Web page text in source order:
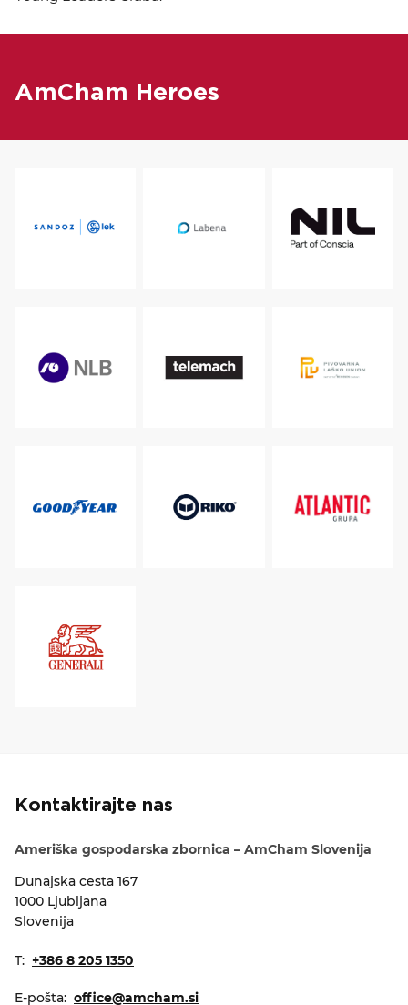
AmCham Heroes
Kontaktirajte nas
Ameriška gospodarska zbornica – AmCham Slovenija
Dunajska cesta 167
1000 Ljubljana
Slovenija
T: +386 8 205 1350
E-pošta: office@amcham.si